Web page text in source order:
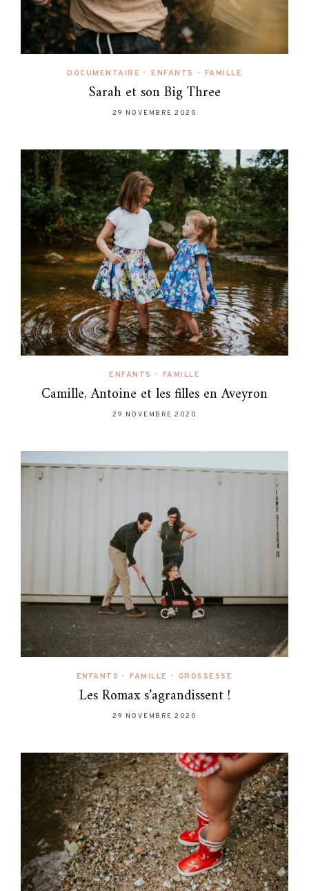
DOCUMENTAIRE • ENFANTS • FAMILLE
Sarah et son Big Three
29 NOVEMBRE 2020
ENFANTS • FAMILLE
Camille, Antoine et les filles en Aveyron
29 NOVEMBRE 2020
ENFANTS • FAMILLE • GROSSESSE
Les Romax s’agrandissent !
29 NOVEMBRE 2020